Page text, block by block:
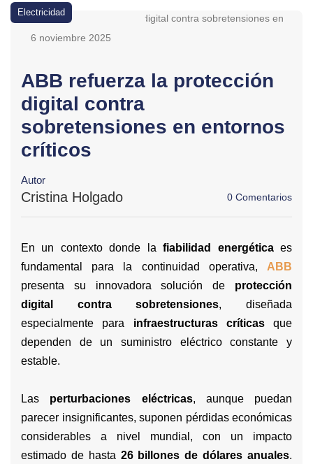
Electricidad
6 noviembre 2025
ABB refuerza la protección
digital contra
sobretensiones en entornos
críticos
Autor
Cristina Holgado 0 Comentarios
En un contexto donde lafiabilidad energéticaes
fundamental para la continuidad operativa, ABB
presenta su innovadora solución de protección
digital contra sobretensiones, diseñada
especialmente para infraestructuras críticasque
dependen de un suministro eléctrico constante y
estable.
Las perturbaciones eléctricas, aunque puedan
parecer insignificantes, suponen pérdidas económicas
considerables a nivel mundial, con un impacto
estimado de hasta 26 billones de dólares anuales.